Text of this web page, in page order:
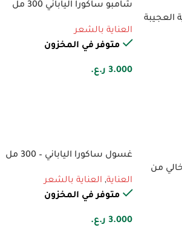
العجيبة
شامبو ساكورا الياباني 300 مل
العناية بالشعر
متوفر في المخزون
3.000 ر.ع.
من
غسول ساكورا الياباني – 300 مل
العناية, العناية بالشعر
متوفر في المخزون
3.000 ر.ع.